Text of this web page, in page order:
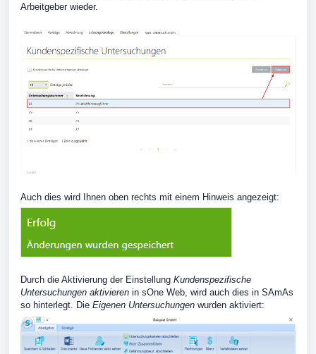
Arbeitgeber wieder.
Auch dies wird Ihnen oben rechts mit einem Hinweis angezeigt:
Durch die Aktivierung der Einstellung Kundenspezifische
Untersuchungen aktivieren in sOne Web, wird auch dies in SAmAs
so hinterlegt. Die Eigenen Untersuchungen wurden aktiviert: